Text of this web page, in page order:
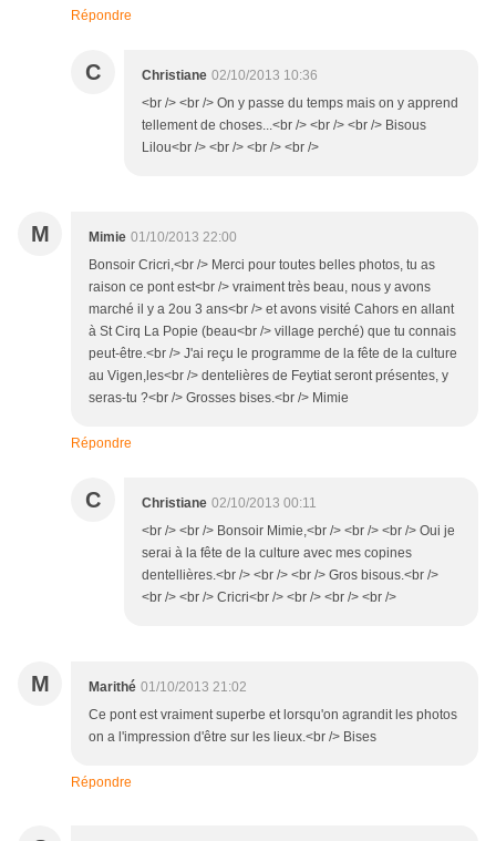
Répondre
C Christiane 02/10/2013 10:36
<br /> <br /> On y passe du temps mais on y apprend
tellement de choses...<br /> <br /> <br /> Bisous
Lilou<br /> <br /> <br /> <br />
M Mimie 01/10/2013 22:00
Bonsoir Cricri,<br /> Merci pour toutes belles photos, tu as
raison ce pont est<br /> vraiment très beau, nous y avons
marché il y a 2ou 3 ans<br /> et avons visité Cahors en allant
à St Cirq La Popie (beau<br /> village perché) que tu connais
peut-être.<br /> J'ai reçu le programme de la fête de la culture
au Vigen,les<br /> dentelières de Feytiat seront présentes, y
seras-tu ?<br /> Grosses bises.<br /> Mimie
Répondre
C Christiane 02/10/2013 00:11
<br /> <br /> Bonsoir Mimie,<br /> <br /> <br /> Oui je
serai à la fête de la culture avec mes copines
dentellières.<br /> <br /> <br /> Gros bisous.<br />
<br /> <br /> Cricri<br /> <br /> <br /> <br />
M Marithé 01/10/2013 21:02
Ce pont est vraiment superbe et lorsqu'on agrandit les photos
on a l'impression d'être sur les lieux.<br /> Bises
Répondre